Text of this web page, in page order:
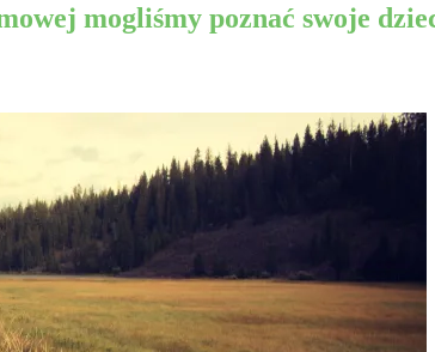
mogliśmy poznać swoje